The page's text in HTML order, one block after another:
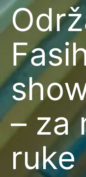
– za
ruke